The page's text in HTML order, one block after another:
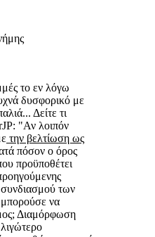
το εν λόγω
δυσφορικό με
Δείτε τι
"Αν λοιπόν
την βελτίωση ως
πόσον ο όρος
προϋποθέτει
των
να
Διαμόρφωση